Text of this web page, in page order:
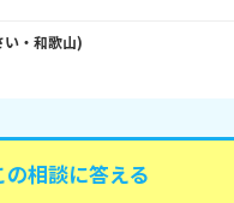
い・ 和歌山)
の相談に答える